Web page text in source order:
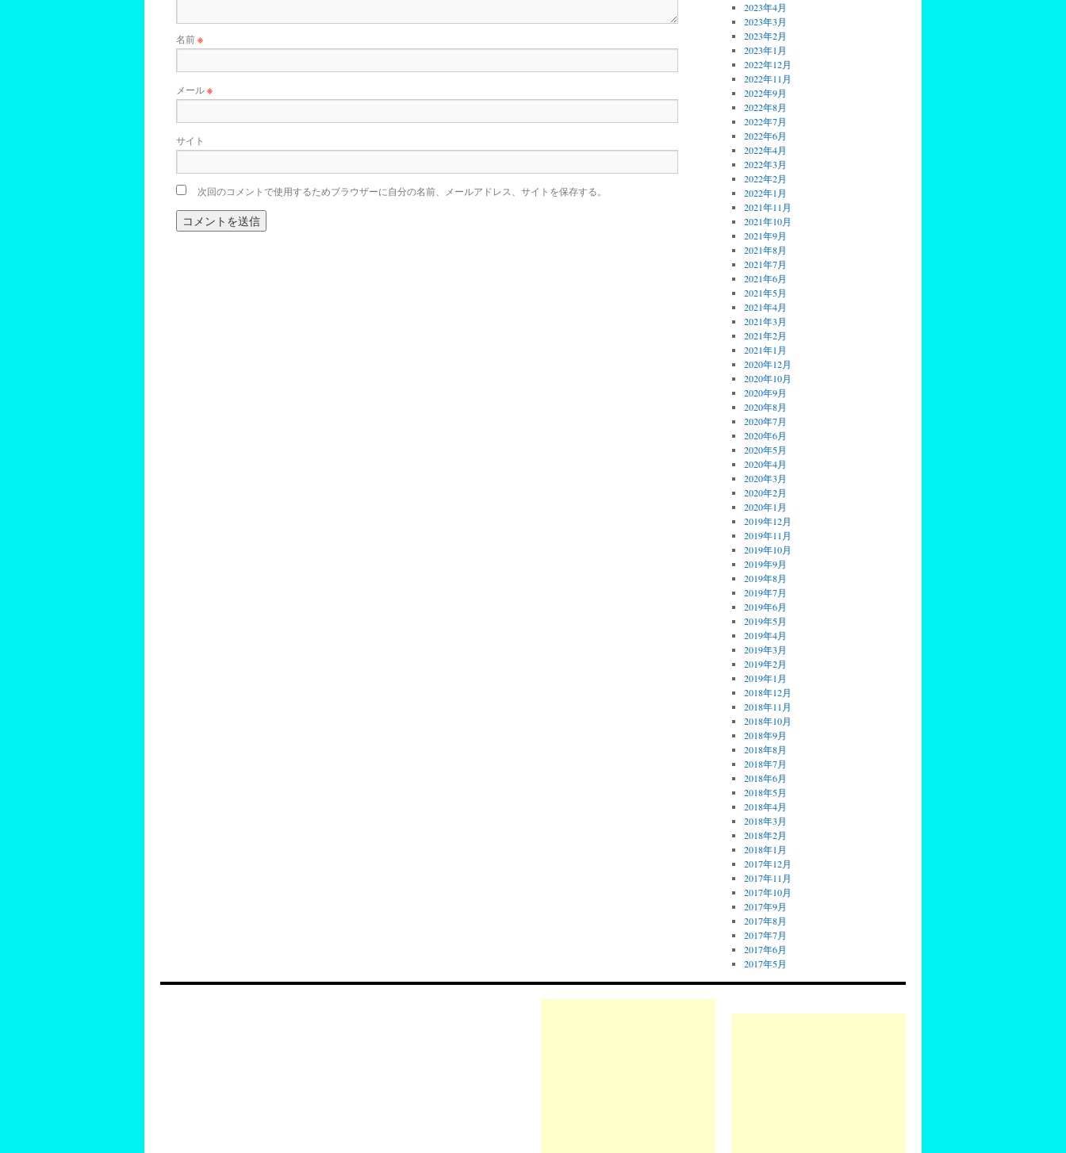
名前※
メール※
サイト
次回のコメントで使用するためブラウザーに自分の名前、メールアドレス、サイトを保存する。
2023年4月
2023年3月
2023年2月
2023年1月
2022年12月
2022年11月
2022年9月
2022年8月
2022年7月
2022年6月
2022年4月
2022年3月
2022年2月
2022年1月
2021年11月
2021年10月
2021年9月
2021年8月
2021年7月
2021年6月
2021年5月
2021年4月
2021年3月
2021年2月
2021年1月
2020年12月
2020年10月
2020年9月
2020年8月
2020年7月
2020年6月
2020年5月
2020年4月
2020年3月
2020年2月
2020年1月
2019年12月
2019年11月
2019年10月
2019年9月
2019年8月
2019年7月
2019年6月
2019年5月
2019年4月
2019年3月
2019年2月
2019年1月
2018年12月
2018年11月
2018年10月
2018年9月
2018年8月
2018年7月
2018年6月
2018年5月
2018年4月
2018年3月
2018年2月
2018年1月
2017年12月
2017年11月
2017年10月
2017年9月
2017年8月
2017年7月
2017年6月
2017年5月